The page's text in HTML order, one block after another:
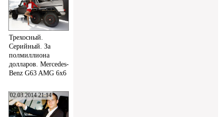
Трехосный.
Серийный. За
полмиллиона
долларов. Mercedes-
Benz G63 AMG 6x6
02.03.2014 21:14